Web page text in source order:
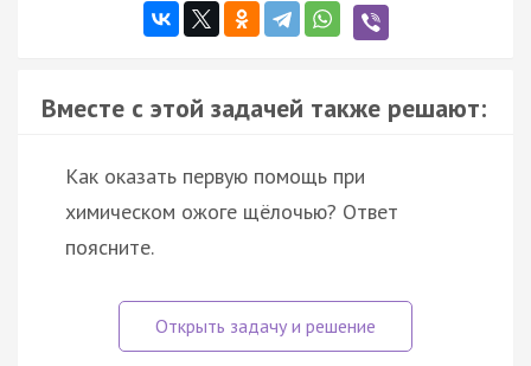
Вместе с этой задачей также решают:
Как оказать первую помощь при
химическом ожоге щёлочью? Ответ
поясните.